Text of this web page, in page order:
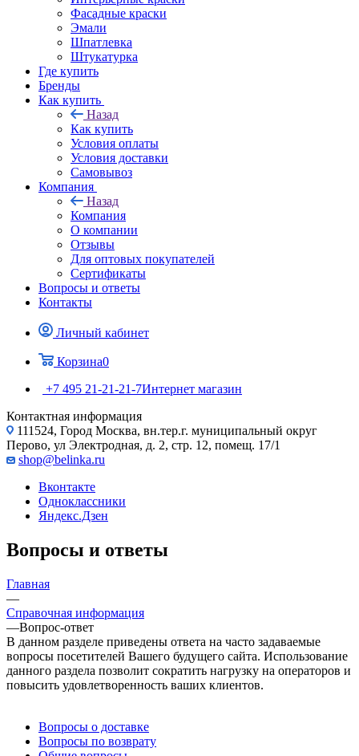
Фасадные краски
Эмали
Шпатлевка
Штукатурка
Где купить
Бренды
Как купить
Назад
Как купить
Условия оплаты
Условия доставки
Самовывоз
Компания
Назад
Компания
О компании
Отзывы
Для оптовых покупателей
Сертификаты
Вопросы и ответы
Контакты
Личный кабинет
Корзина0
+7 495 21-21-21-7Интернет магазин
Контактная информация
111524, Город Москва, вн.тер.г. муниципальный округ
Перово, ул Электродная, д. 2, стр. 12, помещ. 17/1
shop@belinka.ru
Вконтакте
Одноклассники
Яндекс.Дзен
Вопросы и ответы
Главная
—
Справочная информация
—Вопрос-ответ
В данном разделе приведены ответа на часто задаваемые
вопросы посетителей Вашего будущего сайта. Использование
данного раздела позволит сократить нагрузку на операторов и
повысить удовлетворенность ваших клиентов.
Вопросы о доставке
Вопросы по возврату